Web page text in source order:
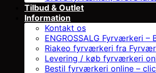
Tilbud & Outlet
Information
Kontakt os
ENGROSSALG Fyrværkeri –
Riakeo fyrværkeri fra
Levering / køb fyrværkeri
Bestil fyrværkeri online –